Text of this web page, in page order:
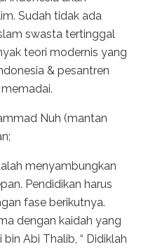
Sudah tidak ada
swasta tertinggal
teori modernis yang
& pesantren
Nuh (mantan
menyambungkan
Pendidikan harus
fase berikutnya.
dengan kaidah yang
Abi Thalib, “ Didiklah